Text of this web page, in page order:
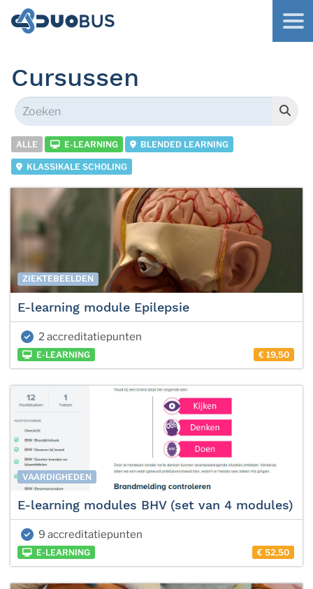
Cursussen
ALLE E-LEARNING BLENDED LEARNING
KLASSIKALE SCHOLING
ZIEKTEBEELDEN
E-learning module Epilepsie
2 accreditatiepunten
E-LEARNING € 19,50
VAARDIGHEDEN
E-learning modules BHV (set van 4 modules)
9 accreditatiepunten
E-LEARNING € 52,50